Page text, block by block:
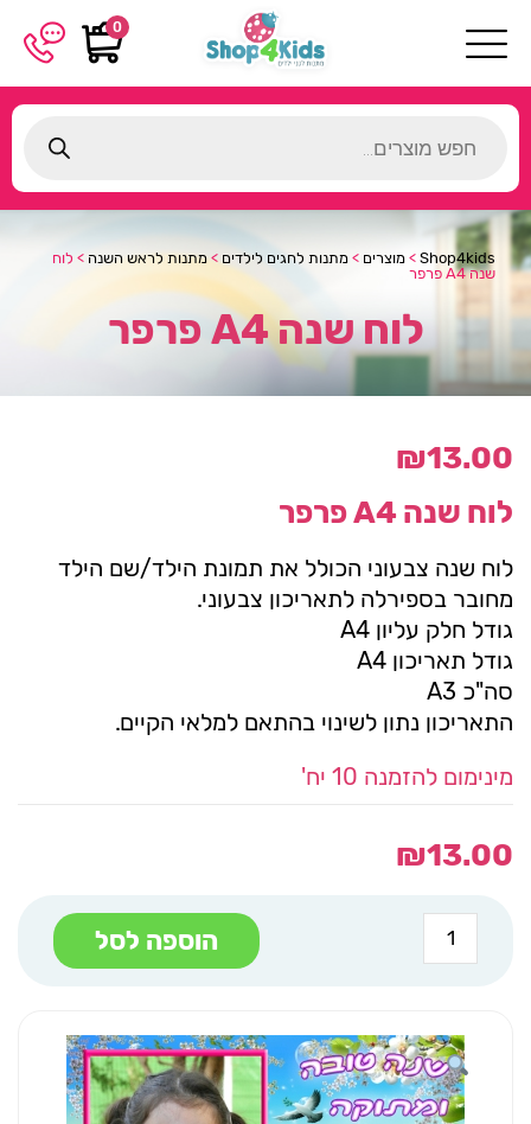
0
search
Shop4kids
> מוצרים > מתנות לחגים לילדים > מתנות לראש השנה > לוח
שנה A4 פרפר
לוח שנה A4 פרפר
₪13.00
לוח שנה A4 פרפר
לוח שנה צבעוני הכולל את תמונת הילד/שם הילד
מחובר בספירלה לתאריכון צבעוני.
גודל חלק עליון A4
גודל תאריכון A4
סה"כ A3
התאריכון נתון לשינוי בהתאם למלאי הקיים.
מינימום להזמנה 10 יח'
₪13.00
כמות
של
לוח
פרפר
הוספה לסל